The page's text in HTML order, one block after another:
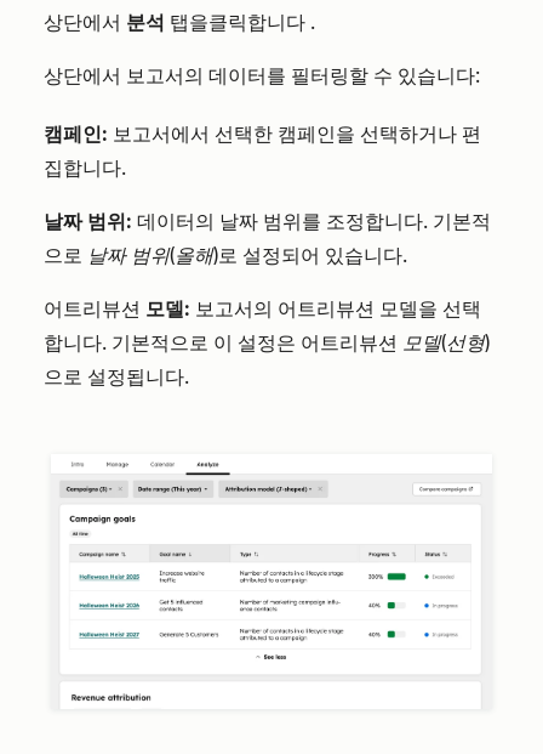
상단에서 분석 탭을클릭합니다 .
상단에서 보고서의 데이터를 필터링할 수 있습니다:
캠페인: 보고서에서 선택한 캠페인을 선택하거나 편
집합니다.
날짜 범위: 데이터의 날짜 범위를 조정합니다. 기본적
으로 날짜 범위(올해)로 설정되어 있습니다.
어트리뷰션 모델: 보고서의 어트리뷰션 모델을 선택
합니다. 기본적으로 이 설정은 어트리뷰션 모델(선형)
으로 설정됩니다.